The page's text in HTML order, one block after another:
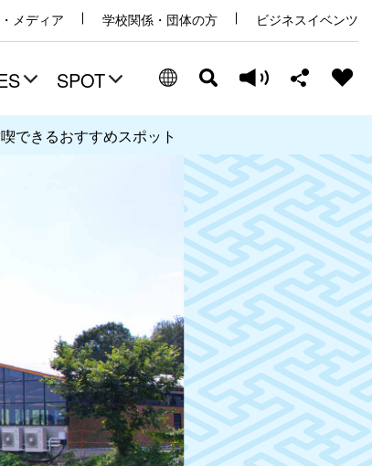
メディア 学校関係・団体の方 ビジネスイベンツ
SPOT
できるおすすめスポット